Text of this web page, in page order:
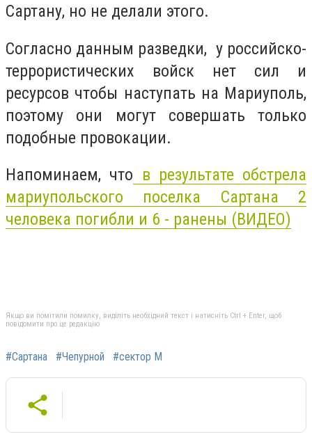
Сартану, но не делали этого.
Согласно данным разведки, у российско-
террористических войск нет сил и
ресурсов чтобы наступать на Мариуполь,
поэтому они могут совершать только
подобные провокации.
Напоминаем, что в результате обстрела
мариупольского поселка Сартана 2
человека погибли и 6 - ранены (ВИДЕО)
Якщо ви помітили помилку, виділіть необхідний текст і натисніть Ctrl + Enter, щоб
повідомити про це редакцію
#Сартана #Чепурной #сектор М